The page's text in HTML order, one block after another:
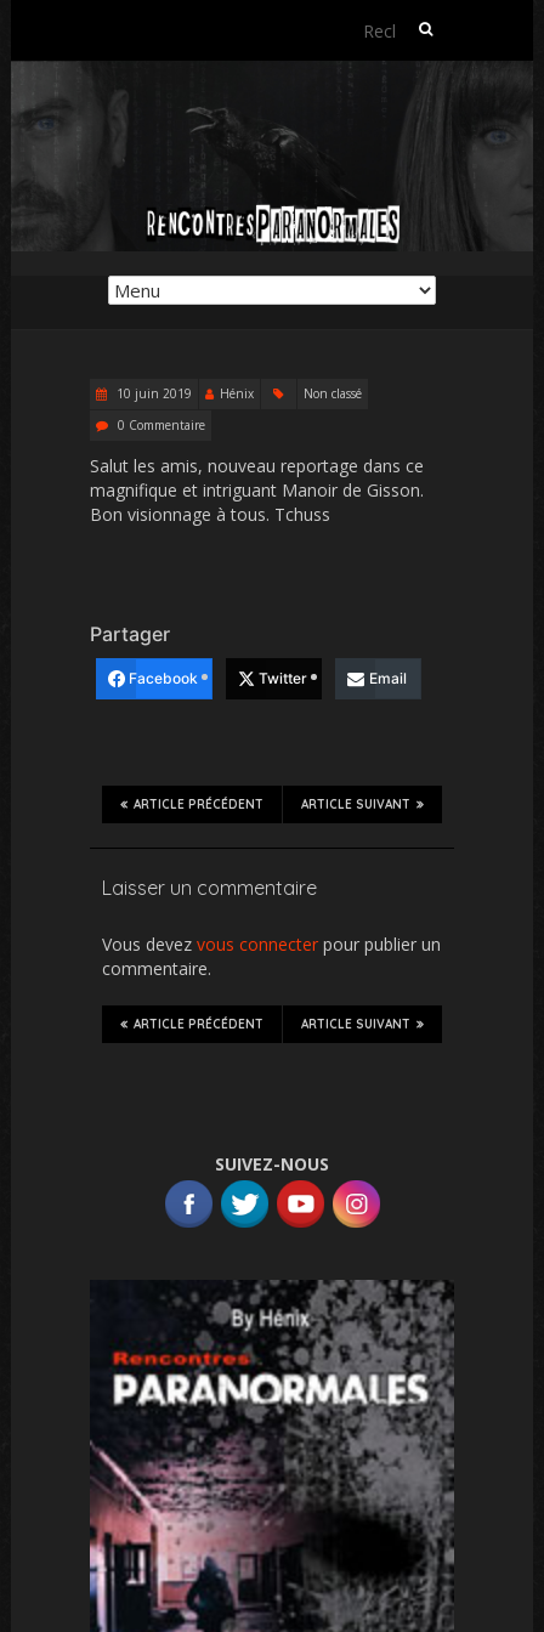
Rechercher :
10 juin 2019 Hénix
Non classé
0 Commentaire
Salut les amis, nouveau reportage dans ce
magnifique et intriguant Manoir de Gisson.
Bon visionnage à tous. Tchuss
Partager
Facebook Twitter Email
ARTICLE SUIVANT
ARTICLE PRÉCÉDENT
Laisser un commentaire
Vous devez vous connecter pour publier un
commentaire.
ARTICLE SUIVANT
ARTICLE PRÉCÉDENT
SUIVEZ-NOUS